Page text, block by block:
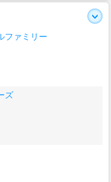
ファミリー
ズ